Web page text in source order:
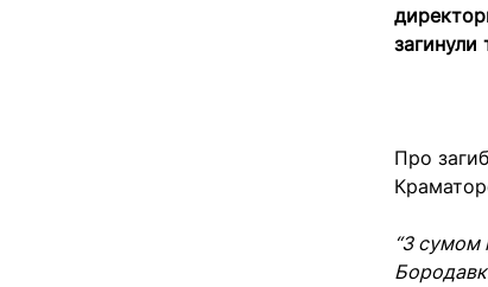
Про
“З сумом